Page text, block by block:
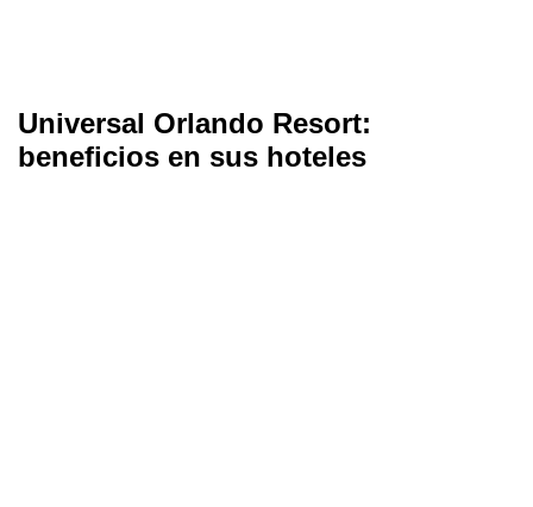
Universal Orlando Resort:
beneficios en sus hoteles